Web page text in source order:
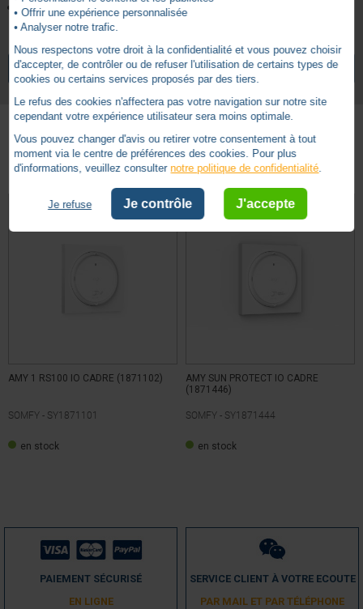
Vis d'installation
Nombre de canaux 1 canal
Technologie
Type Accessoire
Type de codage Rolling code
Garantie
NOTICE CAPTEUR TEMPERATURE THERMIS II WIREFREE IO
VOIR TOUS LES ARTICLESSOMFY
Autres produits - Commande Somfy Radio IO
AMY 1 RS100 IO CADRE (1871102)
SOMFY - SY1871101
en stock
AMY SUN PROTECT IO CADRE
(1871446)
SOMFY - SY1871444
en stock
PAIEMENT SÉCURISÉ
EN LIGNE
SERVICE CLIENT À VOTRE ECOUTE
PAR MAIL ET PAR TÉLÉPHONE
• Offrir une expérience personnalisée
• Analyser notre trafic.
Nous respectons votre droit à la confidentialité et vous pouvez choisir
d'accepter, de contrôler ou de refuser l'utilisation de certains types de
cookies ou certains services proposés par des tiers.
Le refus des cookies n'affectera pas votre navigation sur notre site
cependant votre expérience utilisateur sera moins optimale.
Vous pouvez changer d'avis ou retirer votre consentement à tout
moment via le centre de préférences des cookies. Pour plus
d'informations, veuillez consulter notre politique de confidentialité.
Je refuse Je contrôle J'accepte